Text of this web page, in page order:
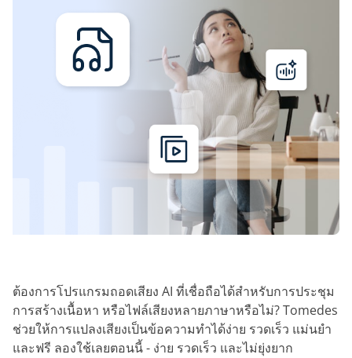
ต้องการโปรแกรมถอดเสียง AI ที่เชื่อถือได้สำหรับการประชุม
การสร้างเนื้อหา หรือไฟล์เสียงหลายภาษาหรือไม่? Tomedes
ช่วยให้การแปลงเสียงเป็นข้อความทำได้ง่าย รวดเร็ว แม่นยำ
และฟรี ลองใช้เลยตอนนี้ - ง่าย รวดเร็ว และไม่ยุ่งยาก